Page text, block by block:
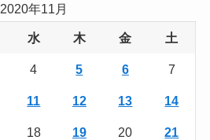
2020年11月
水 木 金 土
4 5 6 7
11 12 13 14
18 19 20 21